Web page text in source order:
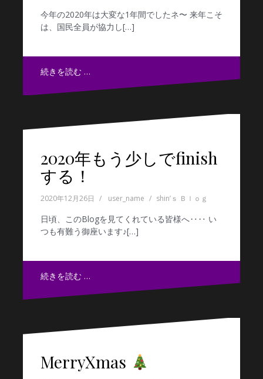
今年の2020年は大変な1年間でしたネ〜 来年こそ
は、国民全員が協力し[…]
続きを読む …
2020年もう少しでfinish
する！
2020年12月26日 user_name shin’ｓ Ｂｌｏｇ
日頃、このBlogを見てくれている皆様へ‥‥ い
つも有難う御座います♪[…]
続きを読む …
MerryXmas